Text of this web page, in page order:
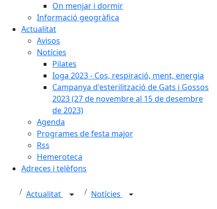
On menjar i dormir
Informació geogràfica
Actualitat
Avisos
Notícies
Pilates
Ioga 2023 - Cos, respiració, ment, energia
Campanya d'esterilització de Gats i Gossos
2023 (27 de novembre al 15 de desembre
de 2023)
Agenda
Programes de festa major
Rss
Hemeroteca
Adreces i telèfons
Actualitat Notícies